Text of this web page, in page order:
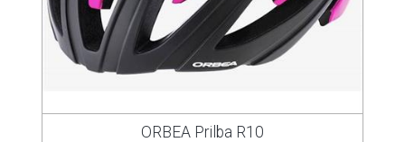
ORBEA Prilba R10